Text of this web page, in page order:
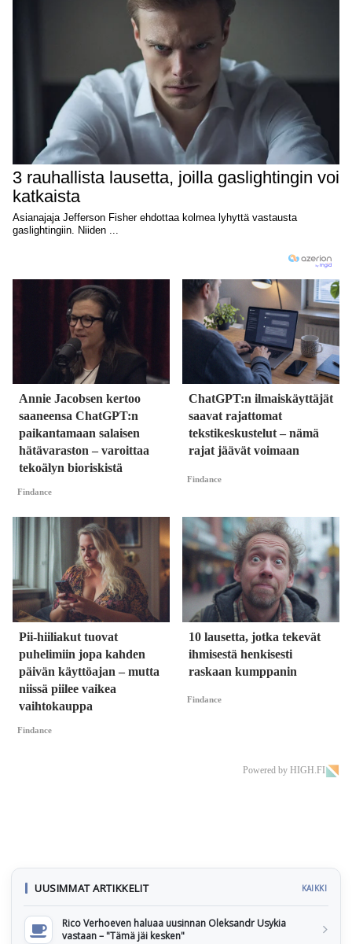
Annie Jacobsen kertoo
saaneensa ChatGPT:n
paikantamaan salaisen
hätävaraston – varoittaa
tekoälyn bioriskistä
Findance
ChatGPT:n ilmaiskäyttäjät
saavat rajattomat
tekstikeskustelut – nämä
rajat jäävät voimaan
Findance
Pii-hiiliakut tuovat
puhelimiin jopa kahden
päivän käyttöajan – mutta
niissä piilee vaikea
vaihtokauppa
Findance
10 lausetta, jotka tekevät
ihmisestä henkisesti
raskaan kumppanin
Findance
Powered by HIGH.FI
UUSIMMAT ARTIKKELIT KAIKKI
Rico Verhoeven haluaa uusinnan Oleksandr Usykia
vastaan – "Tämä jäi kesken"